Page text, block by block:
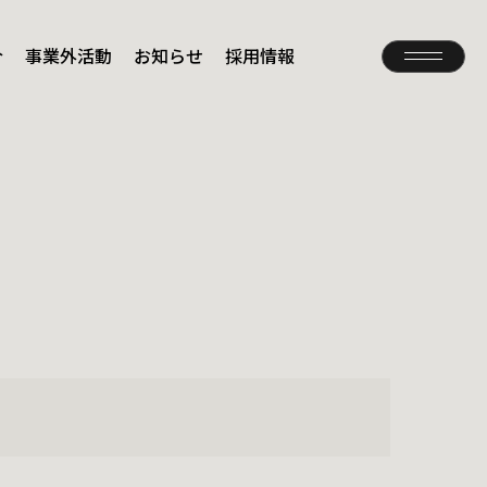
事業外活動 お知らせ 採用情報